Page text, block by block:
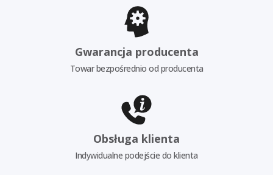
Gwarancja producenta
Towar bezpośrednio od producenta
Obsługa klienta
Indywidualne podejście do klienta